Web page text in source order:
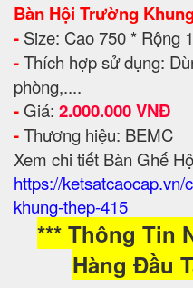
Bàn Hội Trường
- Size: Cao 750 * Rộng
-Thích hợp sử dụng:
phòng,....
- Giá: 2.000.000 VNĐ
-Thương hiệu: BEMC
Xem chi tiết Bàn Ghế
https://
khung-thep-415
*** Thông Tin
Hàng Đầu